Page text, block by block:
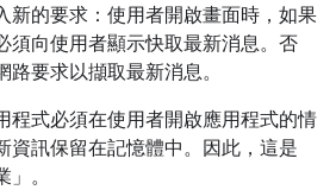
新的要求：使用者開啟畫面時，如果
須向使用者顯示快取最新消息。否
要求以擷取最新消息。
程式必須在使用者開啟應用程式的情
資訊保留在記憶體中。因此，這是
。